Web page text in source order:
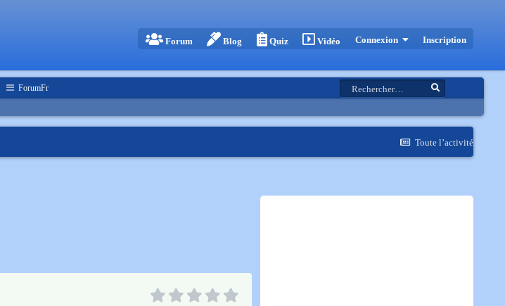
Forum Blog Quiz Vidéo Connexion Inscription
ForumFr
Toute l’activité